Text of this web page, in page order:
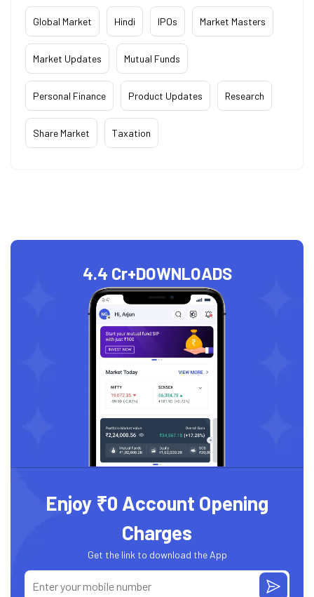
Global Market Hindi IPOs Market Masters
Market Updates Mutual Funds
Personal Finance Product Updates Research
Share Market Taxation
4.4 Cr+DOWNLOADS
Enjoy ₹0 Account Opening
Charges
Get the link to download the App